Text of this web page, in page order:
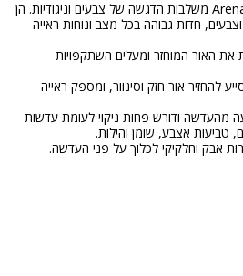
עדשות הביצועים הגבוהות של Arena משלבות הדגשה של צבעים וניגודיות. הן
חדות גבוהה בכל מצב ונוחות ראייה
את האור המוחזר ומעלים השתקפויות
להחזיר אור חזק וסינוור, ומספק ראייה
מהעדשה ודורש פחות ניקוי לעומת עדשות
טביעות אצבע, שומן והילות.
אבק וחלקיקי לכלוך על פני העדשה.